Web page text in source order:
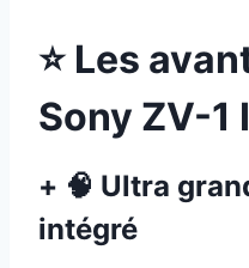
⭐ Les
Sony ZV-1
+ 🧠 Ultra
intégré